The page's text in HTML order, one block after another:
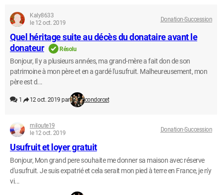
Kaly8633
le 12 oct. 2019
Donation-Succession
Quel héritage suite au décès du donataire avant le
donateur
Résolu
Bonjour, Il y a plusieurs années, ma grand-mère a fait don de son
patrimoine à mon père et en a gardé l'usufruit. Malheureusement, mon
père est d...
1 12 oct. 2019 par condorcet
miloute19
le 12 oct. 2019
Donation-Succession
Usufruit et loyer gratuit
Bonjour, Mon grand pere souhaite me donner sa maison avec réserve
d'usufruit. Je suis expatrié et cela serait mon pied à terre en France, je n'y
vi...